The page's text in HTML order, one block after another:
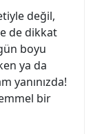
değil,
de dikkat
boyu
ya da
yanınızda!
bir